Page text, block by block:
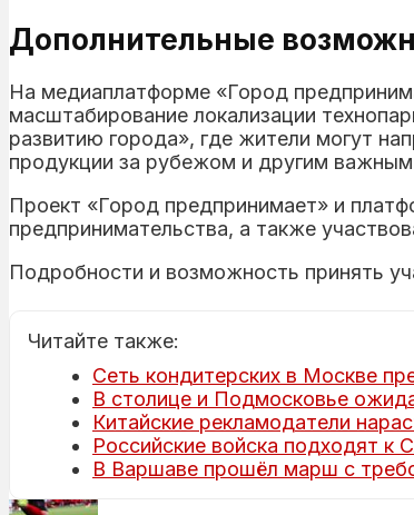
Дополнительные
На медиаплатформе «Город
масштабирование локализации
развитию города», где жители могут
продукции за рубежом и другим важным
Проект «Город предпринимает» и
предпринимательства, а также
Подробности и возможность принять
Читайте также:
Сеть кондитерских в Москве
В столице и Подмосковье
Китайские рекламодатели
Российские войска подходят к
В Варшаве прошёл марш с